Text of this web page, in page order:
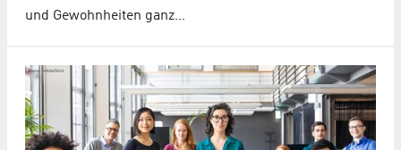
und Gewohnheiten ganz…